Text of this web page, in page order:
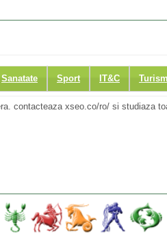
Sanatate Sport IT&C Turism
contacteaza xseo.co/ro/ si studiaza